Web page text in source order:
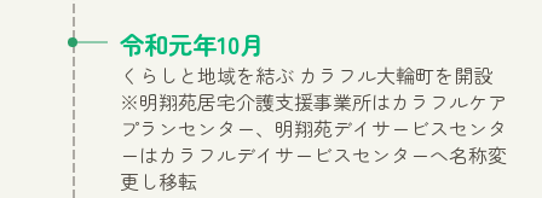
令和元年10月
くらしと地域を結ぶ カラフル大輪町を開設
※明翔苑居宅介護支援事業所はカラフルケア
プランセンター、明翔苑デイサービスセンタ
ーはカラフルデイサービスセンターへ名称変
更し移転